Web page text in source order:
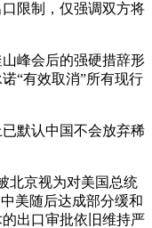
限制，仅强调双方将
峰会后的强硬措辞形
“有效取消”所有现行
默认中国不会放弃稀
北京视为对美国总统
美随后达成部分缓和
出口审批依旧维持严